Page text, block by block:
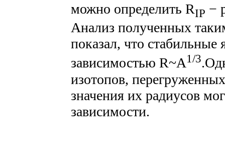
можно определить RIP −
Анализ полученных
показал, что
зависимостью R~A1/3
изотопов,
значения их радиусов
зависимости.